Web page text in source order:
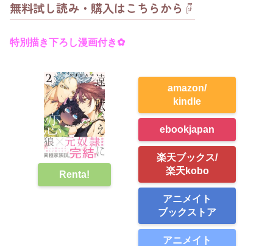
無料試し読み・購入はこちらから☟
特別描き下ろし漫画付き✿
Renta!
amazon/
kindle
ebookjapan
楽天ブックス/
楽天kobo
アニメイト
ブックストア
アニメイト